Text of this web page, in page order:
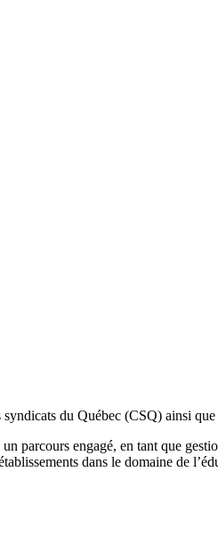
du Québec (CSQ) ainsi
parcours engagé, en tant que
dans le domaine de